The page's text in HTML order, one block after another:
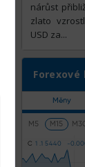
nárůst
zlato
USD za...
Forexové
Měny
M5 M15
C 1 .1 5440 -0 .00